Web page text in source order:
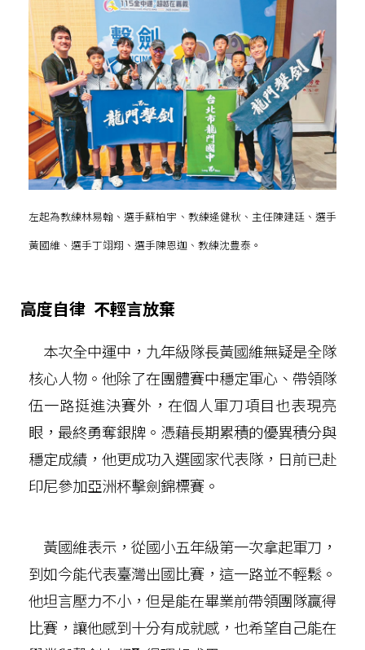
左起為教練林易翰、選手蘇柏宇、教練逄健秋、主任陳建廷、選手
黃國維、選手丁翊翔、選手陳恩迦、教練沈豊泰。
高度自律 不輕言放棄
本次全中運中，九年級隊長黃國維無疑是全隊
核心人物。他除了在團體賽中穩定軍心、帶領隊
伍一路挺進決賽外，在個人軍刀項目也表現亮
眼，最終勇奪銀牌。憑藉長期累積的優異積分與
穩定成績，他更成功入選國家代表隊，日前已赴
印尼參加亞洲杯擊劍錦標賽。
黃國維表示，從國小五年級第一次拿起軍刀，
到如今能代表臺灣出國比賽，這一路並不輕鬆。
他坦言壓力不小，但是能在畢業前帶領團隊贏得
比賽，讓他感到十分有成就感，也希望自己能在